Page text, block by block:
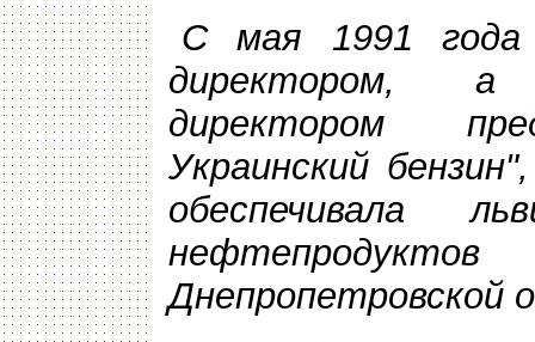
Смая 1991 года
директором, а
директором
Украинский
обеспечивала
Днепропетровской